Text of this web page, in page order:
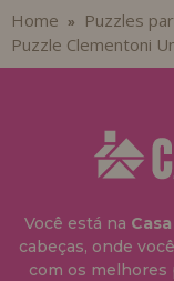
Home » Puzzles
Puzzle Clementoni
Você está na
cabeças, onde
com os melhores